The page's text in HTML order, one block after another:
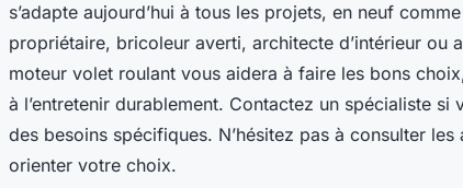
s’adapte aujourd’hui à tous les projets, en neuf
propriétaire, bricoleur averti, architecte d’intérieur ou
moteur volet roulant vous aidera à faire les bons
à l’entretenir durablement. Contactez un spécialiste
des besoins spécifiques. N’hésitez pas à consulter
orienter votre choix.